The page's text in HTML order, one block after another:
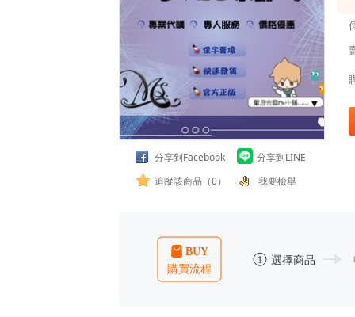
分享到Facebook
分享到LINE
追蹤該商品（0）
我要檢舉